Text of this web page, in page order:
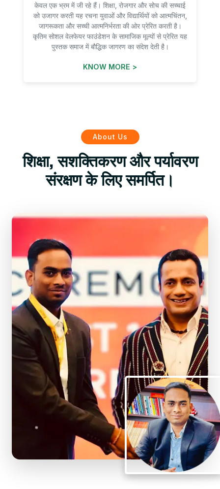
केवल एक भ्रम में जी रहे हैं। शिक्षा, रोजगार और सोच की सच्चाई
को उजागर करती यह रचना युवाओं और विद्यार्थियों को आत्मचिंतन,
जागरूकता और सच्ची आत्मनिर्भरता की ओर प्रेरित करती है।
कृतिम सोशल वेलफेयर फाउंडेशन के सामाजिक मूल्यों से प्रेरित यह
पुस्तक समाज में बौद्धिक जागरण का संदेश देती है।
KNOW MORE >
About Us
शिक्षा, सशक्तिकरण और पर्यावरण
संरक्षण के लिए समर्पित।